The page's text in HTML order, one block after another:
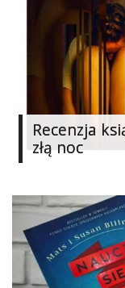
Studniówka
Dodaj
Dodaj
galerię
Dodaj
artykuł
Najlepsze
Recenzja
złą noc